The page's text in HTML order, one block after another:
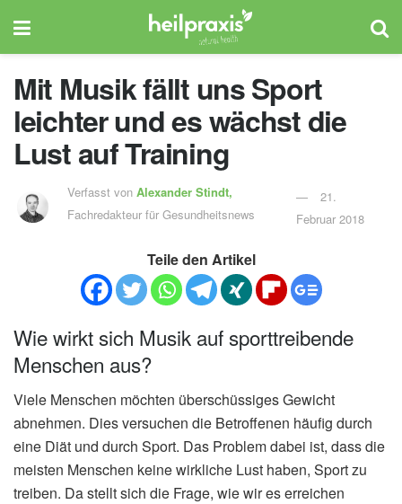
Mit Musik fällt uns Sport
leichter und es wächst die
Lust auf Training
Verfasst vonAlexander Stindt,
Fachredakteur für Gesundheitsnews
21.
Februar 2018
Teile den Artikel
Wie wirkt sich Musik auf sporttreibende
Menschen aus?
Viele Menschen möchten überschüssiges Gewicht
abnehmen. Dies versuchen die Betroffenen häufig durch
eine Diät und durch Sport. Das Problem dabei ist, dass die
meisten Menschen keine wirkliche Lust haben, Sport zu
treiben. Da stellt sich die Frage, wie wir es erreichen